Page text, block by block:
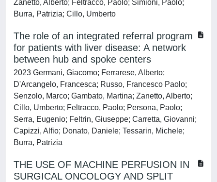
Zanetto, Alberto; Feltracco, Paolo; Simioni, Paolo;
Burra, Patrizia; Cillo, Umberto
The role of an integrated referral program
for patients with liver disease: A network
between hub and spoke centers
2023 Germani, Giacomo; Ferrarese, Alberto;
D'Arcangelo, Francesca; Russo, Francesco Paolo;
Senzolo, Marco; Gambato, Martina; Zanetto, Alberto;
Cillo, Umberto; Feltracco, Paolo; Persona, Paolo;
Serra, Eugenio; Feltrin, Giuseppe; Carretta, Giovanni;
Capizzi, Alfio; Donato, Daniele; Tessarin, Michele;
Burra, Patrizia
THE USE OF MACHINE PERFUSION IN
SURGICAL ONCOLOGY AND SPLIT